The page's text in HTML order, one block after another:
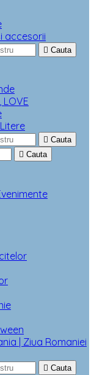
accesorii
 Cauta
LOVE
 Cauta
 Cauta
| Ziua Romaniei
 Cauta